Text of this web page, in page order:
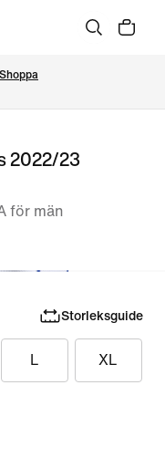
Shoppa
2022/23
för män
Storleksguide
L XL